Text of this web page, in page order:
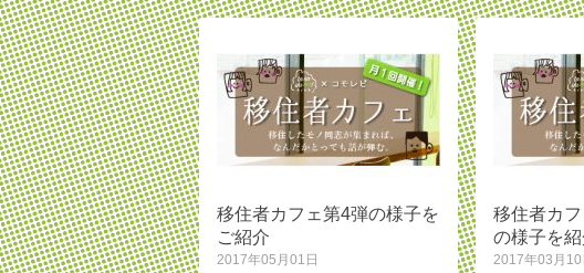
移住者カフェ第4弾の様子を
ご紹介
2017年05月01日
移住者カ
の様子を
2017年03月10